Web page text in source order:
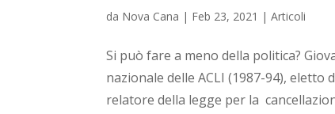
da Nova Cana | Feb 23, 2021 |Articoli
Si può fare a meno della politica?
nazionale delle ACLI (1987-94),
relatore della legge per la